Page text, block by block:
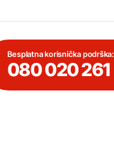
Besplatna korisnička podrška:
080 020 261